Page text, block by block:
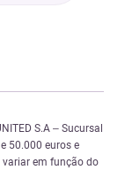
S.A – Sucursal
50.000 euros e
variar em função do